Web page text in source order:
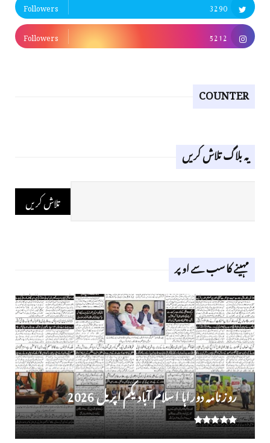
3290
Followers
5212
Followers
COUNTER
یہ بلاگ تلاش کریں
مہینے کا سب سے اوپر
روز نامہ دوراہا اسلام آباد یکم اپریل 2026